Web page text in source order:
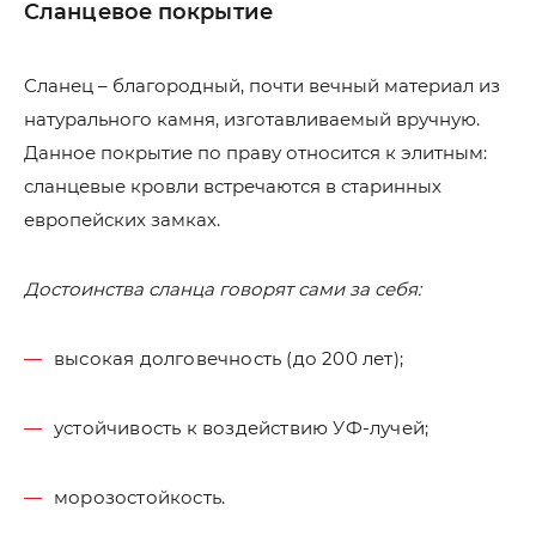
Сланцевое покрытие
Сланец – благородный, почти вечный материал из
натурального камня, изготавливаемый вручную.
Данное покрытие по праву относится к элитным:
сланцевые кровли встречаются в старинных
европейских замках.
Достоинства сланца говорят сами за себя:
высокая долговечность (до 200 лет);
устойчивость к воздействию УФ-лучей;
морозостойкость.